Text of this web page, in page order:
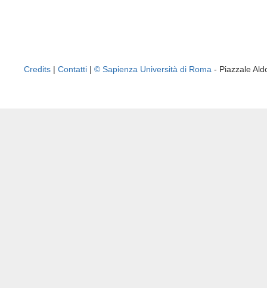
Credits | Contatti | © Sapienza Università di Roma - Piazzale